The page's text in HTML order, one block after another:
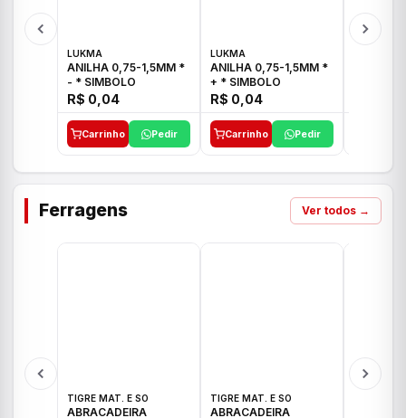
LUKMA
ANILHA 0,75-1,5MM *
- * SIMBOLO
R$ 0,04
Carrinho Pedir
LUKMA
ANILHA 0,75-1,5MM *
+ * SIMBOLO
R$ 0,04
Carrinho Pedir
Ferragens Ver todos →
TIGRE MAT. E SO
ABRACADEIRA
TIGRE MAT. E SO
ABRACADEIRA